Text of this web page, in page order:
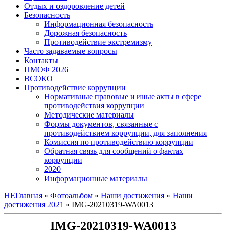
Отдых и оздоровление детей
Безопасность
Информационная безопасность
Дорожная безопасность
Противодействие экстремизму
Часто задаваемые вопросы
Контакты
ПМОФ 2026
ВСОКО
Противодействие коррупции
Нормативные правовые и иные акты в сфере
противодействия коррупции
Методические материалы
Формы документов, связанные с
противодействием коррупции, для заполнения
Комиссия по противодействию коррупции
Обратная связь для сообщений о фактах
коррупции
2020
Информационные материалы
НЕГлавная » Фотоальбом » Наши достижения » Наши
достижения 2021 » IMG-20210319-WA0013
IMG-20210319-WA0013